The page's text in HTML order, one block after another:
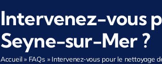
Intervenez-vous
Seyne-sur-Mer ?
Accueil» FAQs» Intervenez-vous pour le nettoyage